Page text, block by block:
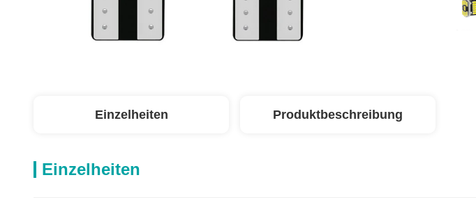
Einzelheiten Produktbeschreibung
Einzelheiten